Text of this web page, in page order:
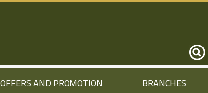
OFFERS AND PROMOTION BRANCHES